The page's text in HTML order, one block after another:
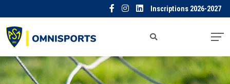
Inscriptions 2026-2027